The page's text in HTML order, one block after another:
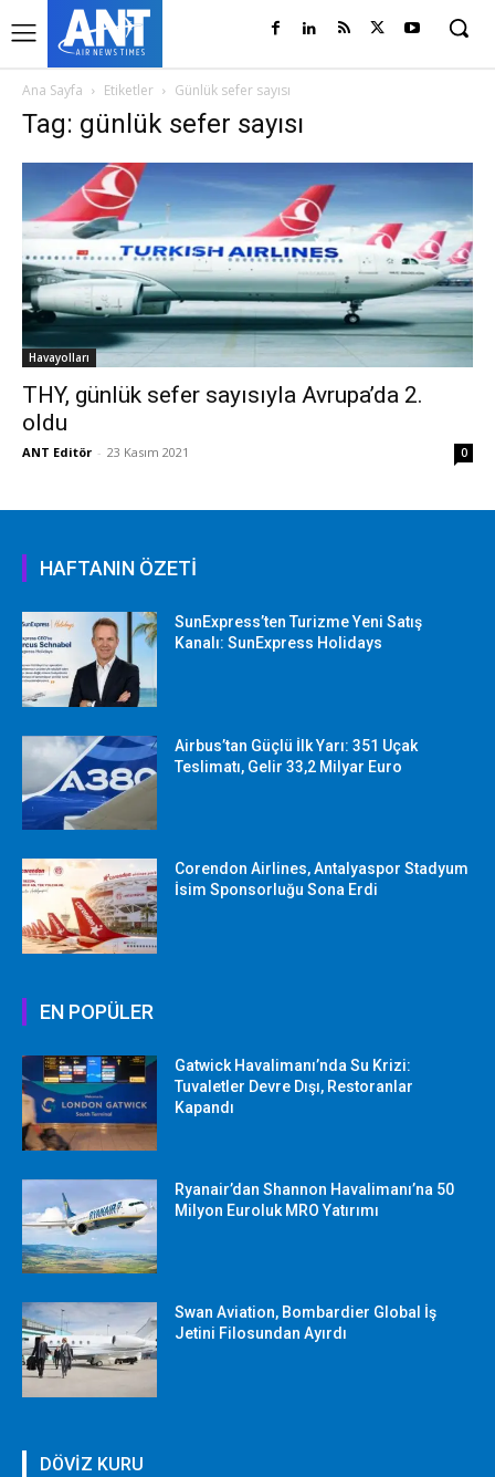
Ana Sayfa Etiketler Günlük sefer sayısı
Tag: günlük sefer sayısı
Havayolları
THY, günlük sefer sayısıyla Avrupa’da 2.
oldu
ANT Editör - 23 Kasım 2021 0
HAFTANIN ÖZETİ
SunExpress’ten Turizme Yeni Satış
Kanalı: SunExpress Holidays
Airbus’tan Güçlü İlk Yarı: 351 Uçak
Teslimatı, Gelir 33,2 Milyar Euro
Corendon Airlines, Antalyaspor Stadyum
İsim Sponsorluğu Sona Erdi
EN POPÜLER
Gatwick Havalimanı’nda Su Krizi:
Tuvaletler Devre Dışı, Restoranlar
Kapandı
Ryanair’dan Shannon Havalimanı’na 50
Milyon Euroluk MRO Yatırımı
Swan Aviation, Bombardier Global İş
Jetini Filosundan Ayırdı
DÖVİZ KURU